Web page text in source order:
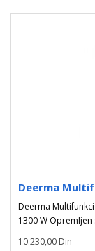
Deerma
Deerma
1300 W Opremljen
10.230,00 Din